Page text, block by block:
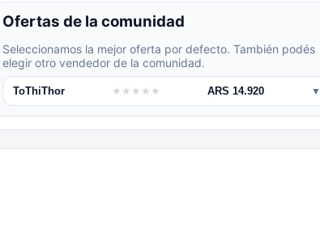
Ofertas de la comunidad
Seleccionamos la mejor oferta por defecto. También podés
elegir otro vendedor de la comunidad.
ToThiThor ★ ★ ★ ★ ★ ARS 14.920 ▼